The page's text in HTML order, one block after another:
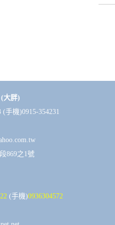
大胖)
(手機)0915-354231
869之1號
(手機)0936304572